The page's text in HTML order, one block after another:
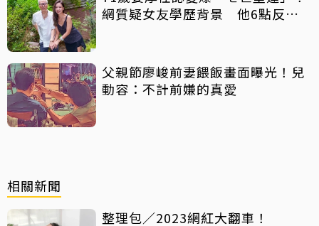
網質疑女友學歷背景 他6點反
父親節廖峻前妻餵飯畫面曝光！兒
動容：不計前嫌的真愛
相關新聞
整理包／2023網紅大翻車！